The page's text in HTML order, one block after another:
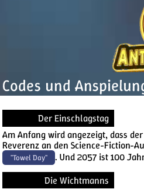
Codes und
Der Einschlagstag
Am Anfang wird angezeigt, dass
Reverenz an den Science-Fiction-
"Towel Day"
. Und 2057 ist 100
Die Wichtmanns